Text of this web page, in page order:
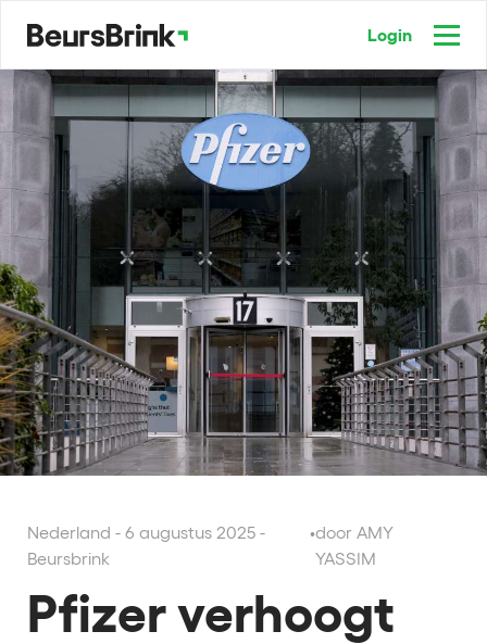
Login
Nederland - 6 augustus 2025 -
Beursbrink
•door AMY
YASSIM
Pfizer verhoogt